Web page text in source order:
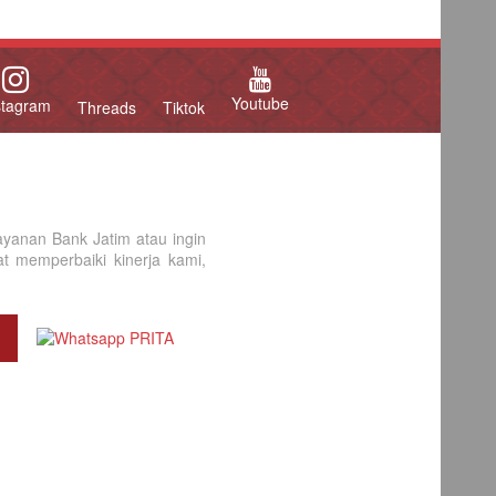
Threads Tiktok Youtube
Bank Jatim atau ingin
memperbaiki kinerja kami,